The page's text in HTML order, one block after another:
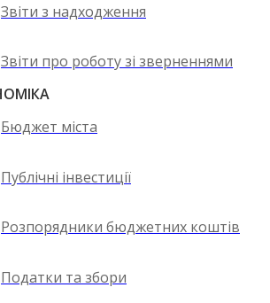
Звіти з надходження
Звіти про роботу зі зверненнями
Бюджет міста
Публічні інвестиції
Розпорядники бюджетних коштів
Податки та збори